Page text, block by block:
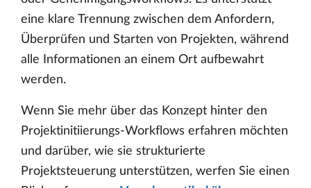
eine klare Trennung zwischen dem Anfordern,
Überprüfen und Starten von Projekten, während
alle Informationen an einem Ort aufbewahrt
werden.
Wenn Sie mehr über das Konzept hinter den
Projektinitiierungs-Workflows erfahren möchten
und darüber, wie sie strukturierte
Projektsteuerung unterstützen, werfen Sie einen